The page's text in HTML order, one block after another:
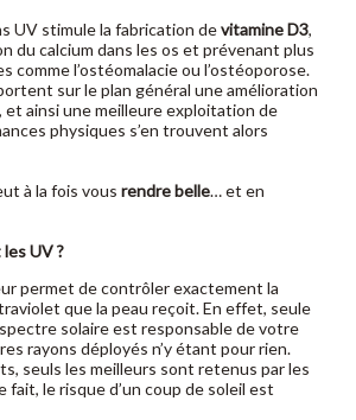
UV stimule la fabrication devitamine D3,
du calcium dans les os et prévenant plus
comme l’ostéomalacie ou l’ostéoporose.
sur le plan général une amélioration
et ainsi une meilleure exploitation de
physiques s’en trouvent alors
à la fois vous rendre belle… et en
UV ?
permet de contrôler exactement la
que la peau reçoit. En effet, seule
solaire est responsable de votre
rayons déployés n’y étant pour rien.
seuls les meilleurs sont retenus par les
fait, le risque d’un coup de soleil est